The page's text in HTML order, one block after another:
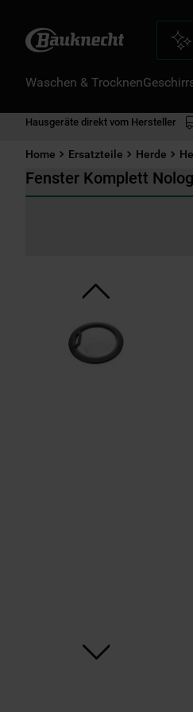
Waschen & Trocknen
Hausgeräte direkt vom Hersteller
Home Ersatzteile Herde
Fenster Komplett